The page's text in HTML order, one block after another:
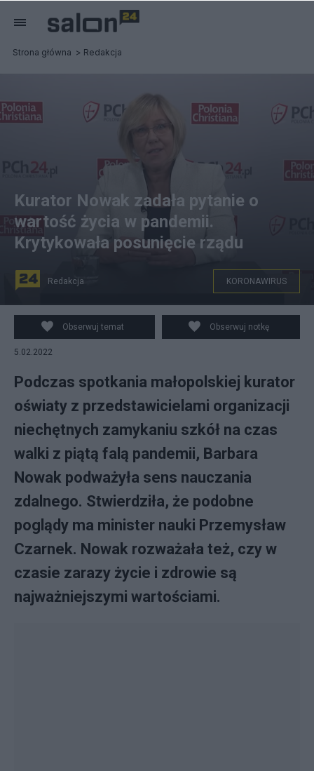
Strona główna Redakcja
Małopolska kurator Barbara Nowak.
Kurator Nowak zadała pytanie o
wartość życia w pandemii.
Krytykowała posunięcie rządu
Redakcja KORONAWIRUS
Obserwuj temat Obserwuj notkę
5.02.2022
Podczas spotkania małopolskiej kurator
oświaty z przedstawicielami organizacji
niechętnych zamykaniu szkół na czas
walki z piątą falą pandemii, Barbara
Nowak podważyła sens nauczania
zdalnego. Stwierdziła, że podobne
poglądy ma minister nauki Przemysław
Czarnek. Nowak rozważała też, czy w
czasie zarazy życie i zdrowie są
najważniejszymi wartościami.